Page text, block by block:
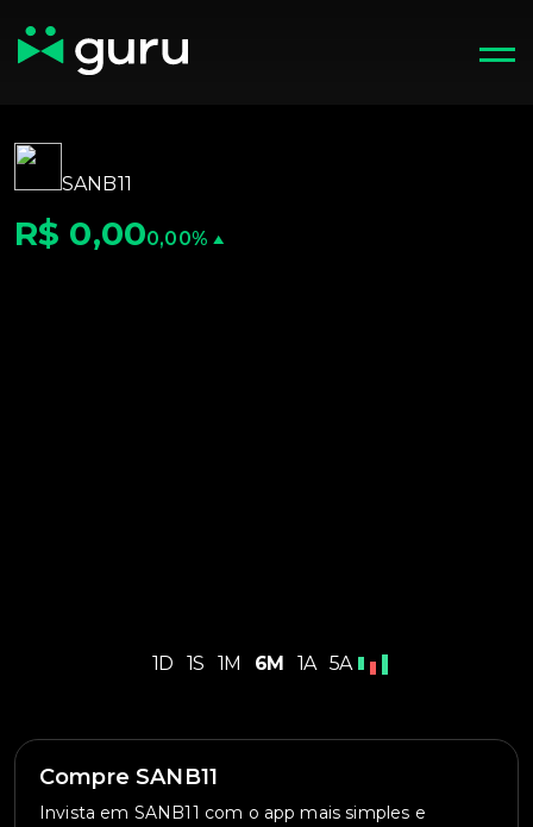
SANB11
R$ 0,000,00%
1D 1S 1M 6M 1A 5A
Compre SANB11
Invista em SANB11 com o app mais simples e